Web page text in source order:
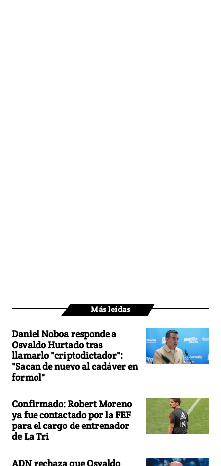
Más leídas
Daniel Noboa responde a
Osvaldo Hurtado tras
llamarlo "criptodictador":
"Sacan de nuevo al cadáver en
formol"
Confirmado: Robert Moreno
ya fue contactado por la FEF
para el cargo de entrenador
de La Tri
ADN rechaza que Osvaldo